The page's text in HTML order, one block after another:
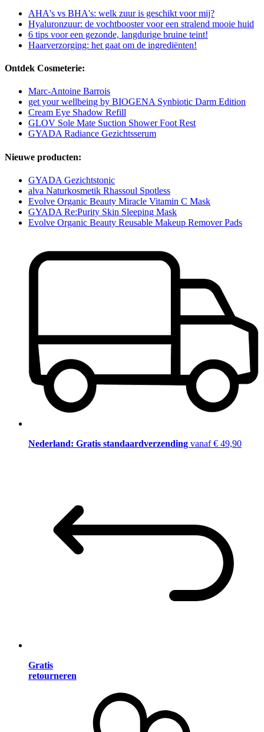
AHA's vs BHA's: welk zuur is geschikt voor mij?
Hyaluronzuur: de vochtbooster voor een stralend mooie huid
6 tips voor een gezonde, langdurige bruine teint!
Haarverzorging: het gaat om de ingrediënten!
Ontdek Cosmeterie:
Marc-Antoine Barrois
get your wellbeing by BIOGENA Synbiotic Darm Edition
Cream Eye Shadow Refill
GLOV Sole Mate Suction Shower Foot Rest
GYADA Radiance Gezichtsserum
Nieuwe producten:
GYADA Gezichtstonic
alva Naturkosmetik Rhassoul Spotless
Evolve Organic Beauty Miracle Vitamin C Mask
GYADA Re:Purity Skin Sleeping Mask
Evolve Organic Beauty Reusable Makeup Remover Pads
Nederland: Gratis standaardverzending vanaf € 49,90
Gratis
retourneren